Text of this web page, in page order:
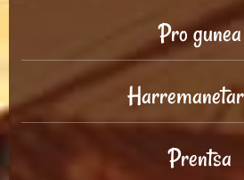
Pro gunea
Prentsa